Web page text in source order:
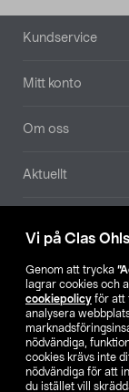
Vi på Clas
Genom att trycka
lagrar cookies och
cookiepolicy för att
analysera
nödvändiga,
cookies krävs inte
nödvändiga för att
du istället vill
Sidfot
Kundservice
Mitt konto
Om oss
Aktuellt